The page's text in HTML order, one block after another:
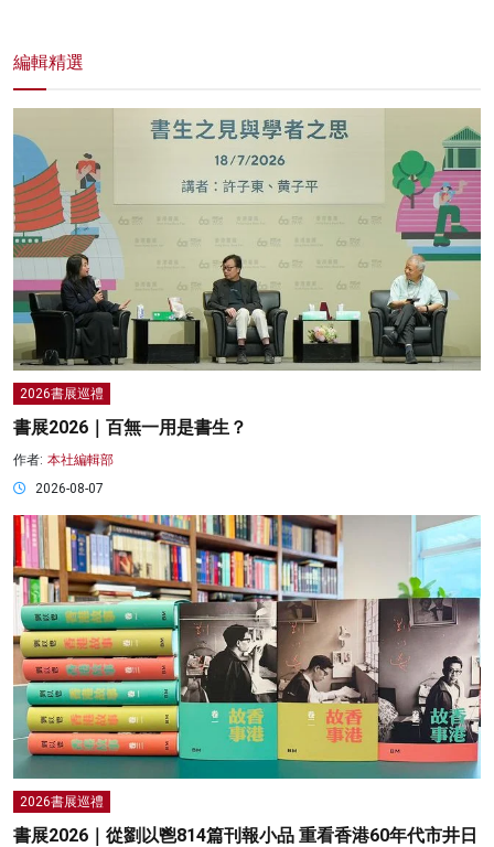
編輯精選
2026書展巡禮
書展2026｜百無一用是書生？
作者: 本社編輯部
2026-08-07
2026書展巡禮
書展2026｜從劉以鬯814篇刊報小品 重看香港60年代市井日